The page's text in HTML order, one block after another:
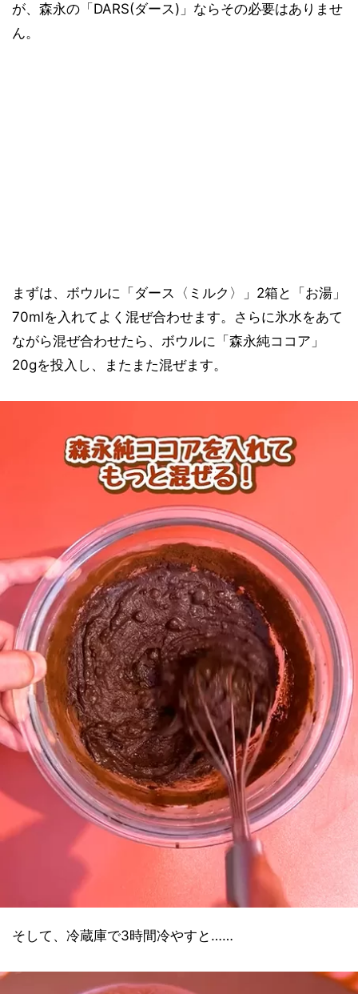
が、森永の「DARS(ダース)」ならその必要はありませ
ん。
まずは、ボウルに「ダース〈ミルク〉」2箱と「お湯」
70mlを入れてよく混ぜ合わせます。さらに氷水をあて
ながら混ぜ合わせたら、ボウルに「森永純ココア」
20gを投入し、またまた混ぜます。
そして、冷蔵庫で3時間冷やすと……